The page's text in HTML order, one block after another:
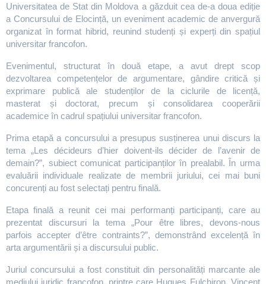
Universitatea de Stat din Moldova a găzduit cea de-a doua ediție
a Concursului de Elocință, un eveniment academic de anvergură
organizat în format hibrid, reunind studenți și experți din spațiul
universitar francofon.
Evenimentul, structurat în două etape, a avut drept scop
dezvoltarea competențelor de argumentare, gândire critică și
exprimare publică ale studenților de la ciclurile de licență,
masterat și doctorat, precum și consolidarea cooperării
academice în cadrul spațiului universitar francofon.
Prima etapă a concursului a presupus susținerea unui discurs la
tema „Les décideurs d’hier doivent-ils décider de l’avenir de
demain?”, subiect comunicat participanților în prealabil. În urma
evaluării individuale realizate de membrii juriului, cei mai buni
concurenți au fost selectați pentru finală.
Etapa finală a reunit cei mai performanți participanți, care au
prezentat discursuri la tema „Pour être libres, devons-nous
parfois accepter d’être contraints?”, demonstrând excelență în
arta argumentării și a discursului public.
Juriul concursului a fost constituit din personalități marcante ale
mediului juridic francofon, printre care Hugues Fulchiron, Vincent